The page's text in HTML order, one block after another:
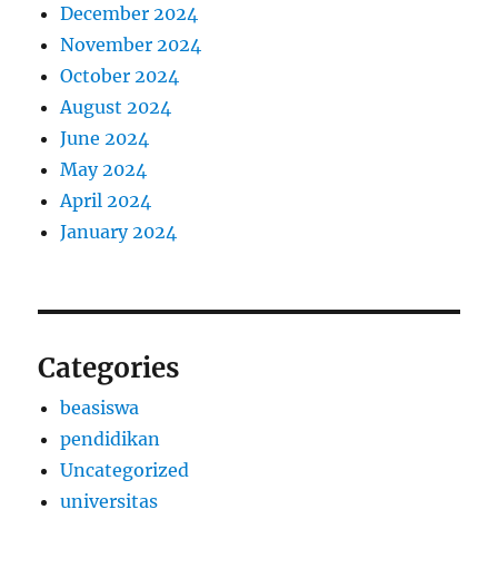
December 2024
November 2024
October 2024
August 2024
June 2024
May 2024
April 2024
January 2024
Categories
beasiswa
pendidikan
Uncategorized
universitas